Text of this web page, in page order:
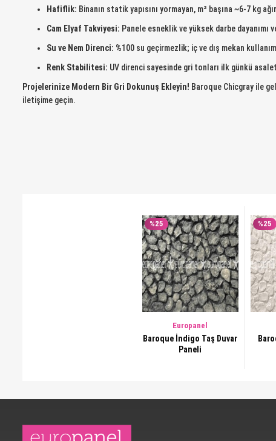
Hafiflik: Binanın statik yapısını yormayan, m² başına ~6-7 kg
Cam Elyaf Takviyesi: Panele esneklik ve yüksek darbe dayanımı
Su ve Nem Direnci: %100 su geçirmezlik; iç ve dış mekan
Renk Stabilitesi: UV direnci sayesinde gri tonları ilk günkü
Projelerinize Modern Bir Gri Dokunuş Ekleyin! Baroque Chicgray ile
iletişime geçin.
%25
Europanel
Baroque İndigo Taş Duvar
Paneli
%25
Baroque